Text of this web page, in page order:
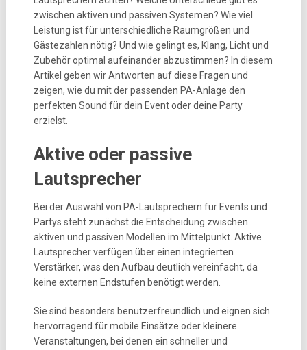
zwischen aktiven und passiven Systemen? Wie viel
Leistung ist für unterschiedliche Raumgrößen und
Gästezahlen nötig? Und wie gelingt es, Klang, Licht und
Zubehör optimal aufeinander abzustimmen? In diesem
Artikel geben wir Antworten auf diese Fragen und
zeigen, wie du mit der passenden PA-Anlage den
perfekten Sound für dein Event oder deine Party
erzielst.
Aktive oder passive
Lautsprecher
Bei der Auswahl von PA-Lautsprechern für Events und
Partys steht zunächst die Entscheidung zwischen
aktiven und passiven Modellen im Mittelpunkt. Aktive
Lautsprecher verfügen über einen integrierten
Verstärker, was den Aufbau deutlich vereinfacht, da
keine externen Endstufen benötigt werden.
Sie sind besonders benutzerfreundlich und eignen sich
hervorragend für mobile Einsätze oder kleinere
Veranstaltungen, bei denen ein schneller und